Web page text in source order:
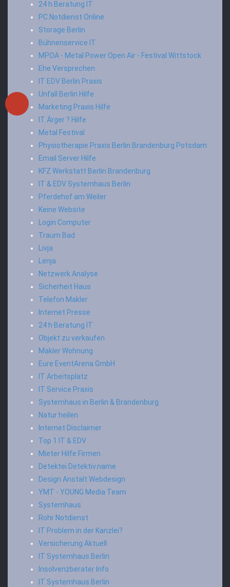
24 h Beratung IT
PC Notdienst Online
Storage Berlin
Bühnenservice IT
MPOA - Metal Power Open Air - Festival Wittstock
Ehe Versprechen
IT EDV Berlin Praxis
Unfall Berlin Hilfe
Marketing Praxis Hilfe
IT Ärger ? Hilfe
Metal Festival
Physiotherapie Praxis Berlin Brandenburg Potsdam
Email Server Hilfe
KFZ Werkstatt Berlin Brandenburg
IT & EDV Systemhaus Berlin
Pferdehof am Weiler
Keine Website
Login Computer
Traum Bad
Livja
Lenja
Netzwerk Analyse
Sicherheit Haus
Telefon Makler
Internet Presse
24 h Beratung IT
Objekt zu verkaufen
Makler Wohnung
Eure EventArena GmbH
IT Arbeitsplatz
IT Service Praxis
Systemhaus in Berlin & Brandenburg
Natur heilen
Internet Disclaimer
Top 1 IT & EDV
Mieter Hilfe Firmen
Detektei Detektiv.name
Design Anstalt Webdesign
YMT - YOUNG Media Team
Systemhaus
Rohr Notdienst
IT Problem in der Kanzlei?
Versicherung Aktuell
IT Systemhaus Berlin
Insolvenzberater Info
IT Systemhaus Berlin